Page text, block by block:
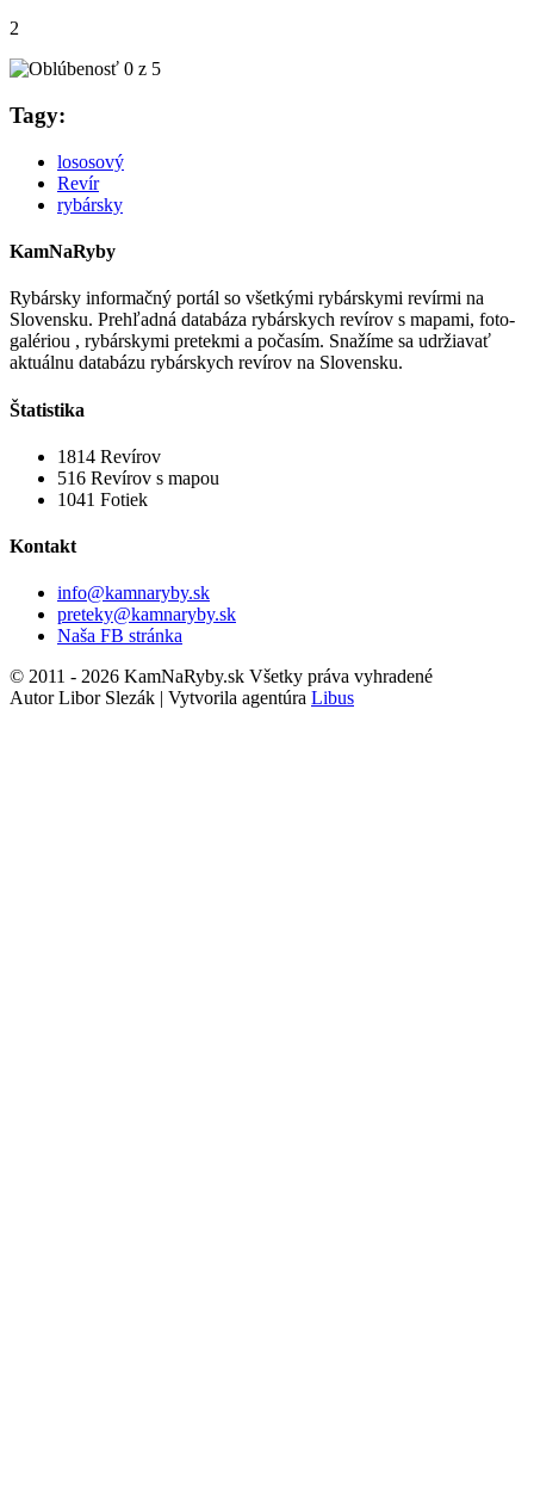
2
Tagy:
lososový
Revír
rybársky
KamNaRyby
Rybársky informačný portál so všetkými rybárskymi revírmi na
Slovensku. Prehľadná databáza rybárskych revírov s mapami, foto-
galériou , rybárskymi pretekmi a počasím. Snažíme sa udržiavať
aktuálnu databázu rybárskych revírov na Slovensku.
Štatistika
1814 Revírov
516 Revírov s mapou
1041 Fotiek
Kontakt
info@kamnaryby.sk
preteky@kamnaryby.sk
Naša FB stránka
© 2011 - 2026 KamNaRyby.sk Všetky práva vyhradené
Autor Libor Slezák | Vytvorila agentúra Libus